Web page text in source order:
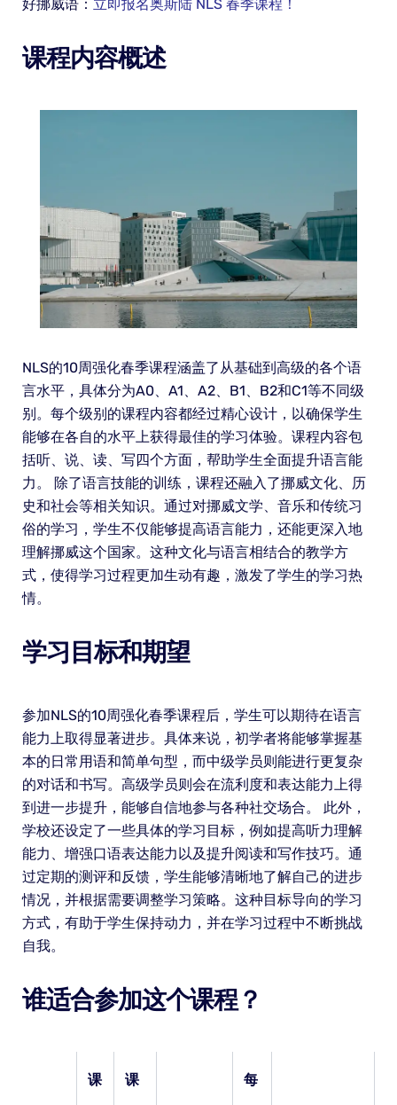
好挪威语： 立即报名奥斯陆 NLS 春季课程！
课程内容概述
NLS的10周强化春季课程涵盖了从基础到高级的各个语
言水平，具体分为A0、A1、A2、B1、B2和C1等不同级
别。每个级别的课程内容都经过精心设计，以确保学生
能够在各自的水平上获得最佳的学习体验。课程内容包
括听、说、读、写四个方面，帮助学生全面提升语言能
力。 除了语言技能的训练，课程还融入了挪威文化、历
史和社会等相关知识。通过对挪威文学、音乐和传统习
俗的学习，学生不仅能够提高语言能力，还能更深入地
理解挪威这个国家。这种文化与语言相结合的教学方
式，使得学习过程更加生动有趣，激发了学生的学习热
情。
学习目标和期望
参加NLS的10周强化春季课程后，学生可以期待在语言
能力上取得显著进步。具体来说，初学者将能够掌握基
本的日常用语和简单句型，而中级学员则能进行更复杂
的对话和书写。高级学员则会在流利度和表达能力上得
到进一步提升，能够自信地参与各种社交场合。 此外，
学校还设定了一些具体的学习目标，例如提高听力理解
能力、增强口语表达能力以及提升阅读和写作技巧。通
过定期的测评和反馈，学生能够清晰地了解自己的进步
情况，并根据需要调整学习策略。这种目标导向的学习
方式，有助于学生保持动力，并在学习过程中不断挑战
自我。
谁适合参加这个课程？
课 课 每